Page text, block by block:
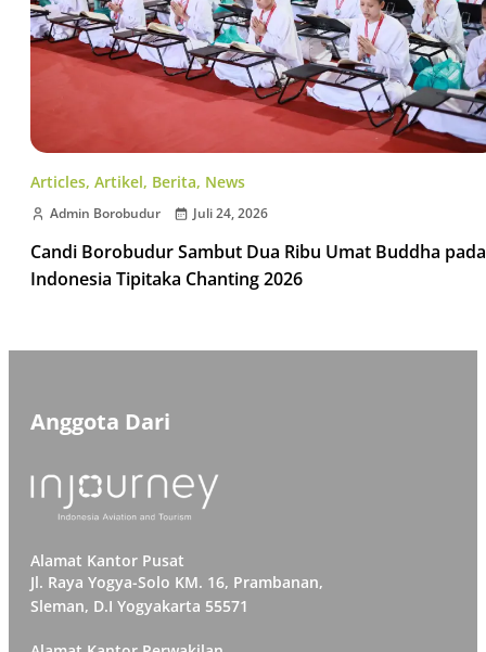
Articles, Artikel, Berita, News
Admin Borobudur Juli 24, 2026
Candi Borobudur Sambut Dua Ribu Umat Buddha pada
Indonesia Tipitaka Chanting 2026
Anggota Dari
Alamat Kantor Pusat
Jl. Raya Yogya-Solo KM. 16, Prambanan,
Sleman, D.I Yogyakarta 55571